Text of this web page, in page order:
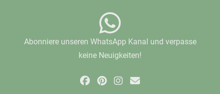
Abonniere unseren WhatsApp Kanal und verpasse
keine Neuigkeiten!